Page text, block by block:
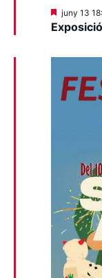
Destacats
juny 13